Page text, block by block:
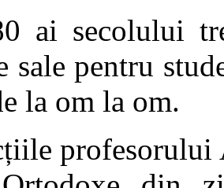
ai secolului
sale pentru
la om la om.
profesorului